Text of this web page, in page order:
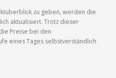
zu geben, werden die
aktualisiert. Trotz dieser
Preise bei den
eines Tages selbstverständlich